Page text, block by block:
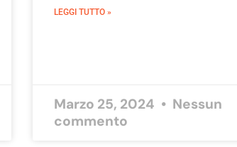
LEGGI TUTTO »
Marzo 25, 2024
Nessun
commento